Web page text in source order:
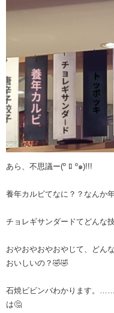
あら、不思議ー(º ﾛ º๑)!!!
養年カルビてなに？？なんか
チョレギサンダードてどんな
おやおやおやおやじて、どん
おいしいの？🤣🤣
石焼ビビンバわかります。
は🤔